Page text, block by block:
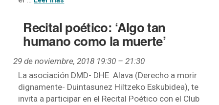
Recital poético: ‘Algo tan
humano como la muerte’
29 de noviembre, 2018 19:30 –21:30
La asociación DMD- DHE Alava (Derecho a morir
dignamente- Duintasunez Hiltzeko Eskubidea), te
invita a participar en el Recital Poético con el Club